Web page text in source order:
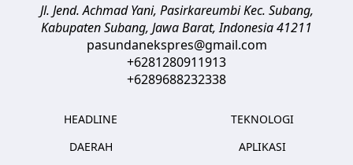
Jl. Jend. Achmad Yani, Pasirkareumbi Kec. Subang,
Kabupaten Subang, Jawa Barat,Indonesia41211
pasundanekspres@gmail.com
+6281280911913
+6289688232338
HEADLINE
DAERAH
TEKNOLOGI
APLIKASI